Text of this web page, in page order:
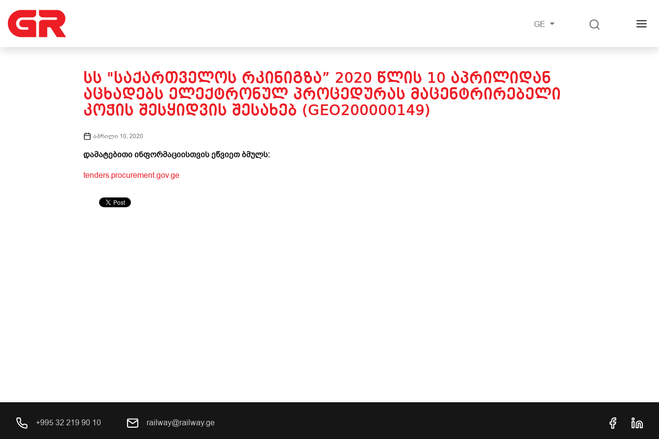
GE
ᲡᲡ "ᲡᲐᲥᲐᲠᲗᲕᲔᲚᲝᲡ ᲠᲙᲘᲜᲘᲒᲖᲐ” 2020 ᲬᲚᲘᲡ 10 ᲐᲞᲠᲘᲚᲘᲓᲐᲜ
ᲐᲪᲮᲐᲓᲔᲑᲡ ᲔᲚᲔᲥᲢᲠᲝᲜᲣᲚ ᲞᲠᲝᲪᲔᲓᲣᲠᲐᲡ ᲛᲐᲪᲔᲜᲢᲠᲘᲠᲔᲑᲔᲚᲘ
ᲙᲝᲭᲘᲡ ᲨᲔᲡᲧᲘᲓᲕᲘᲡ ᲨᲔᲡᲐᲮᲔᲑ (GEO200000149)
აპრილი 10, 2020
დამატებითი ინფორმაციისთვის ეწვიეთ ბმულს:
tenders.procurement.gov.ge
+995 32 219 90 10 railway@railway.ge